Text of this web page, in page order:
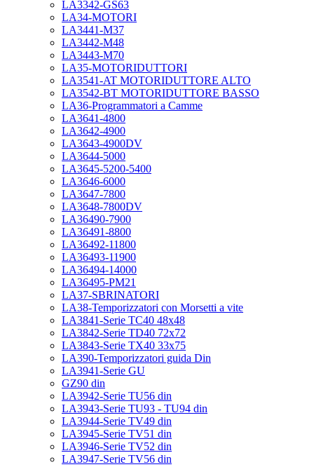
LA3342-GS63
LA34-MOTORI
LA3441-M37
LA3442-M48
LA3443-M70
LA35-MOTORIDUTTORI
LA3541-AT MOTORIDUTTORE ALTO
LA3542-BT MOTORIDUTTORE BASSO
LA36-Programmatori a Camme
LA3641-4800
LA3642-4900
LA3643-4900DV
LA3644-5000
LA3645-5200-5400
LA3646-6000
LA3647-7800
LA3648-7800DV
LA36490-7900
LA36491-8800
LA36492-11800
LA36493-11900
LA36494-14000
LA36495-PM21
LA37-SBRINATORI
LA38-Temporizzatori con Morsetti a vite
LA3841-Serie TC40 48x48
LA3842-Serie TD40 72x72
LA3843-Serie TX40 33x75
LA390-Temporizzatori guida Din
LA3941-Serie GU
GZ90 din
LA3942-Serie TU56 din
LA3943-Serie TU93 - TU94 din
LA3944-Serie TV49 din
LA3945-Serie TV51 din
LA3946-Serie TV52 din
LA3947-Serie TV56 din